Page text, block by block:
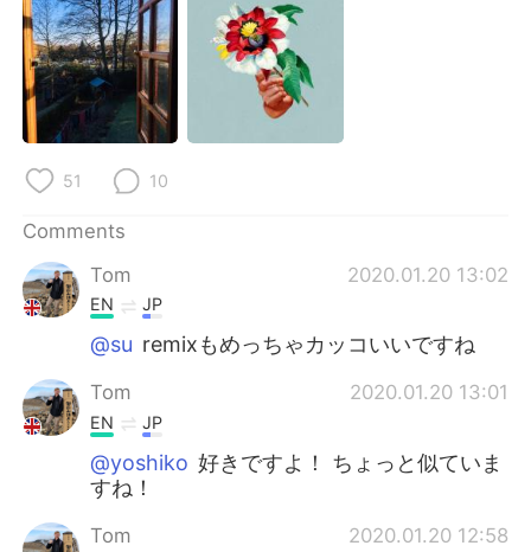
51 10
Comments
Tom
2020.01.20 13:02
EN JP
@su remixもめっちゃカッコいいですね
Tom 2020.01.20 13:01
EN JP
@yoshiko 好きですよ！ ちょっと似ていま
すね！
Tom 2020.01.20 12:58